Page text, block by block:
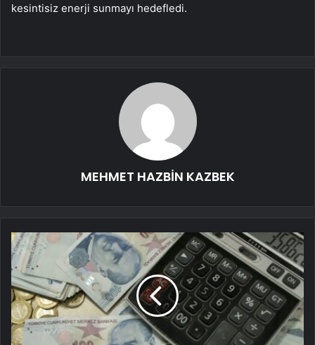
kesintisiz enerji sunmayı hedefledi.
MEHMET HAZBİN KAZBEK